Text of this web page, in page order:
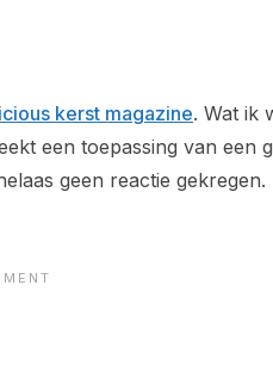
kerst magazine. Wat ik
een toepassing van een
geen reactie